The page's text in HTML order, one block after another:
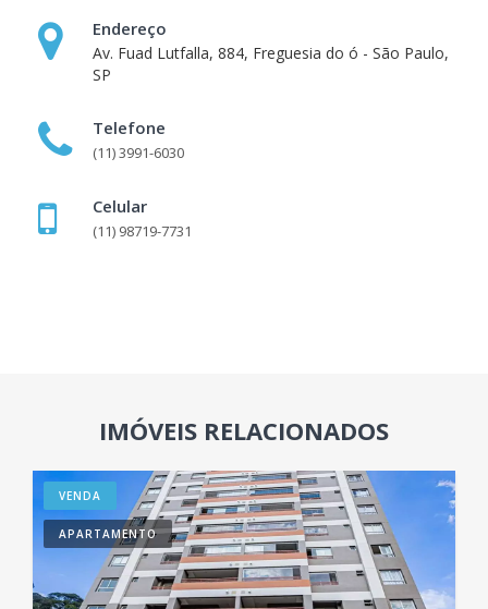
Endereço
Av. Fuad Lutfalla, 884, Freguesia do ó - São Paulo,
SP
Telefone
(11) 3991-6030
Celular
(11) 98719-7731
IMÓVEIS RELACIONADOS
VENDA
APARTAMENTO